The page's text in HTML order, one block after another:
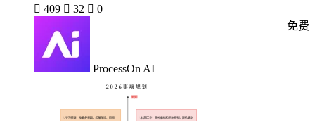
 409  32  0
ProcessOn AI
免费